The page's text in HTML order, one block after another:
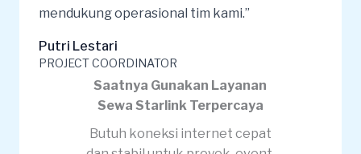
mendukung operasional tim kami.”
Putri Lestari
PROJECT COORDINATOR
Saatnya Gunakan Layanan
Sewa Starlink Terpercaya
Butuh koneksi internet cepat